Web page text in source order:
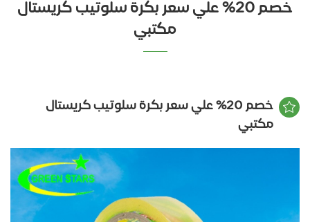
خصم 20% علي سعر بكرة سلوتيب كريستال
مكتبي
خصم 20% علي سعر بكرة سلوتيب كريستال
مكتبي